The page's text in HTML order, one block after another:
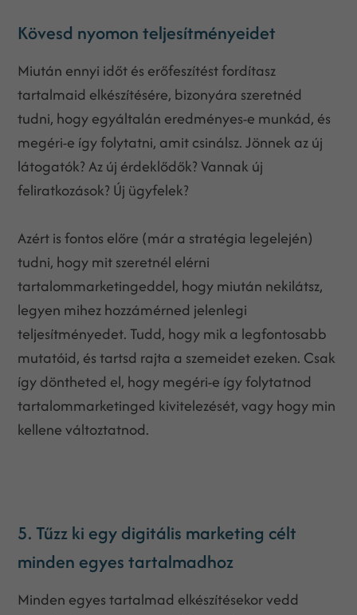
Kövesd nyomon teljesítményeidet
Miután ennyi időt és erőfeszítést fordítasz
tartalmaid elkészítésére, bizonyára szeretnéd
tudni, hogy egyáltalán eredményes-e munkád, és
megéri-e így folytatni, amit csinálsz. Jönnek az új
látogatók? Az új érdeklődők? Vannak új
feliratkozások? Új ügyfelek?
Azért is fontos előre (már a stratégia legelején)
tudni, hogy mit szeretnél elérni
tartalommarketingeddel, hogy miután nekilátsz,
legyen mihez hozzámérned jelenlegi
teljesítményedet. Tudd, hogy mik a legfontosabb
mutatóid, és tartsd rajta a szemeidet ezeken. Csak
így döntheted el, hogy megéri-e így folytatnod
tartalommarketinged kivitelezését, vagy hogy min
kellene változtatnod.
5. Tűzz ki egy digitális marketing célt
minden egyes tartalmadhoz
Minden egyes tartalmad elkészítésekor vedd